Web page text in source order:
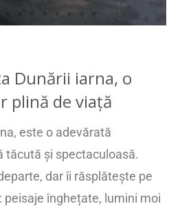
Dunării iarna, o
plină de viață
este o adevărată
tăcută și spectaculoasă.
dar îi răsplătește pe
peisaje înghețate, lumini moi